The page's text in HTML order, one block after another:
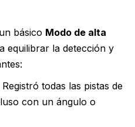
básico Modo de alta
equilibrar la detección y
Registró todas las pistas de
con un ángulo o